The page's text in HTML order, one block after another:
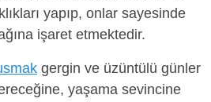
yapıp, onlar sayesinde
işaret etmektedir.
gergin ve üzüntülü günler
yaşama sevincine